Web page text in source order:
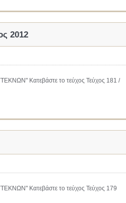
2012
Κατεβάστε το τεύχος Τεύχος 181 /
Κατεβάστε το τεύχος Τεύχος 179